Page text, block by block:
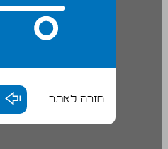
חזרה לאתר